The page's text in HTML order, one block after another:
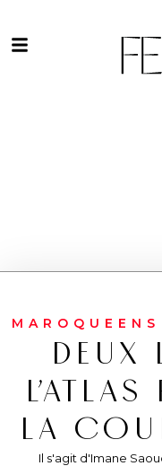
MAROQUEENS
DEUX
LA
Il s'agit d'Imane